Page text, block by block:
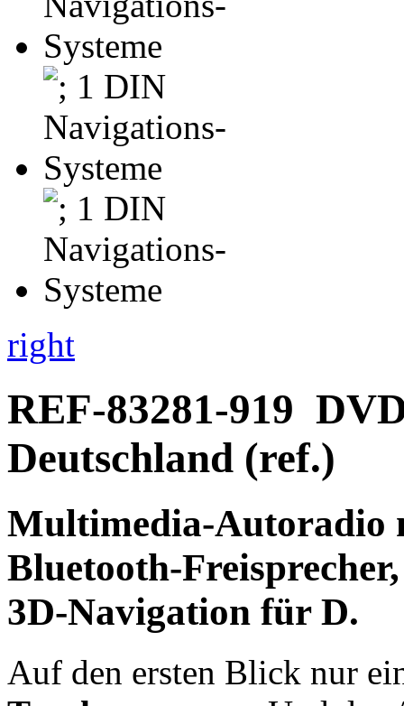
right
REF-83281-919
Deutschland (ref.)
Multimedia-Autoradio
Bluetooth-Freisprecher,
3D-Navigation für D.
Auf den ersten Blick nur